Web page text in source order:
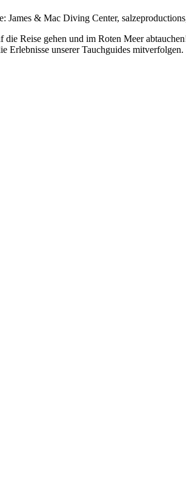
James & Mac Diving Center,
Reise gehen und im Roten Meer
Erlebnisse unserer Tauchguides mitverfolgen.